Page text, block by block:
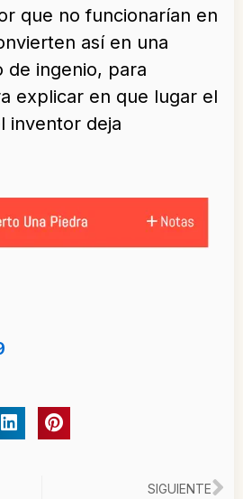
que no funcionarían en
así en una
de ingenio, para
explicar en que lugar el
inventor deja
SIGUIENTE